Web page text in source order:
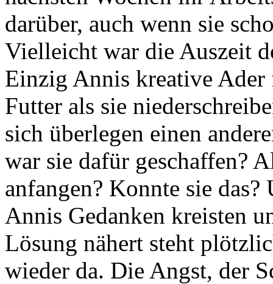
darüber, auch wenn sie
Vielleicht war die Auszeit
Einzig Annis kreative Ader
Futter als sie
sich überlegen einen
war sie dafür geschaffen?
anfangen? Konnte sie
Annis Gedanken kreisten
Lösung nähert steht
wieder da. Die Angst, der